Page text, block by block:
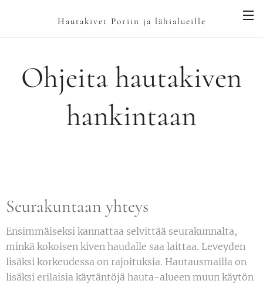
Hautakivet Poriin ja lähialueille
Ohjeita hautakiven
hankintaan
Seurakuntaan yhteys
Ensimmäiseksi kannattaa selvittää seurakunnalta,
minkä kokoisen kiven haudalle saa laittaa. Leveyden
lisäksi korkeudessa on rajoituksia. Hautausmailla on
lisäksi erilaisia käytäntöjä hauta-alueen muun käytön